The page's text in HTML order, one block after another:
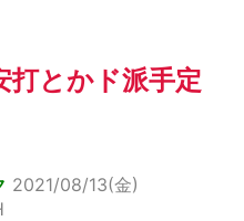
とかド派手定
2021/08/13(金)